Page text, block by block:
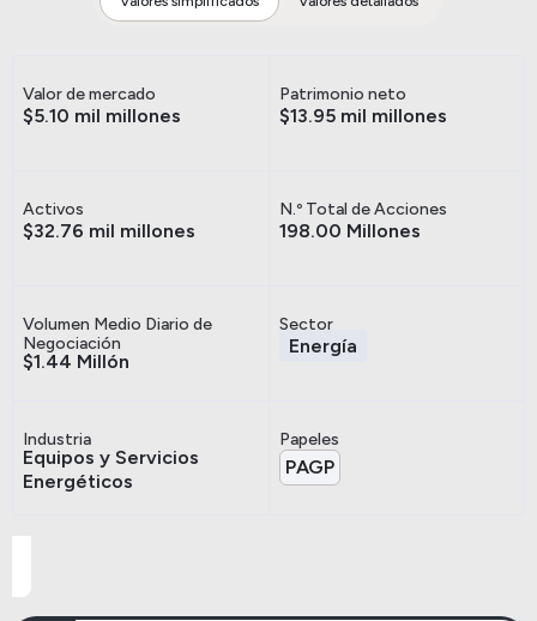
Valor de mercado
$5.10 mil millones
Patrimonio neto
$13.95 mil millones
Activos
$32.76 mil millones
N.º Total de Acciones
198.00 Millones
Volumen Medio Diario de
Negociación
$1.44 Millón
Sector
Energía
Industria
Equipos y Servicios
Energéticos
Papeles
PAGP